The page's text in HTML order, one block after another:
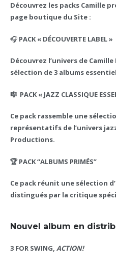
Découvrez les packs Camille
page boutique du Site :
🎧PACK « DÉCOUVERTE LABEL »
Découvrez l’univers de
sélection de 3 albums
🎼PACK « JAZZ CLASSIQUE
Ce pack rassemble une
représentatifs de l’univers
Productions.
🏆PACK “ALBUMS PRIMÉS”
Ce pack réunit une sélection
distingués par la critique
Nouvel album en
3 FOR SWING, ACTION!